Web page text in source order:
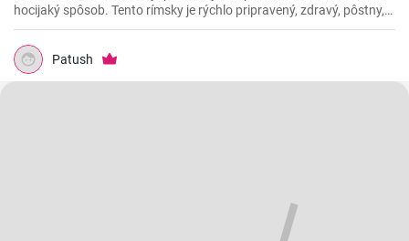
hocijaký spôsob. Tento rímsky je rýchlo pripravený, zdravý, pôstny,
povedzme že aj vegánsky ak vynecháte syr, a ešte k tomu všetkému
je aj lahodný. 😁
Patush